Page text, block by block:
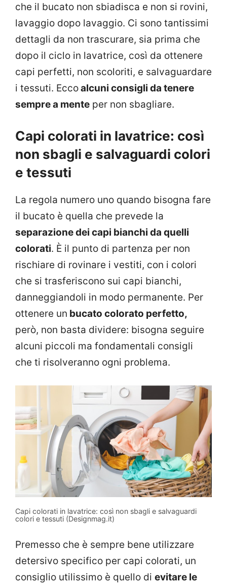
che il bucato non sbiadisca e non si rovini,
lavaggio dopo lavaggio. Ci sono tantissimi
dettagli da non trascurare, sia prima che
dopo il ciclo in lavatrice, così da ottenere
capi perfetti, non scoloriti, e salvaguardare
i tessuti. Eccoalcuni consigli da tenere
sempre a mente per non sbagliare.
Capi colorati in lavatrice: così
non sbagli e salvaguardi colori
e tessuti
La regola numero uno quando bisogna fare
il bucato è quella che prevede la
separazione dei capi bianchi da quelli
colorati. È il punto di partenza per non
rischiare di rovinare i vestiti, con i colori
che si trasferiscono sui capi bianchi,
danneggiandoli in modo permanente. Per
ottenere un bucato colorato perfetto,
però, non basta dividere: bisogna seguire
alcuni piccoli ma fondamentali consigli
che ti risolveranno ogni problema.
Capi colorati in lavatrice: così non sbagli e salvaguardi
colori e tessuti (Designmag.it)
Premesso che è sempre bene utilizzare
detersivo specifico per capi colorati, un
consiglio utilissimo è quello di evitare le